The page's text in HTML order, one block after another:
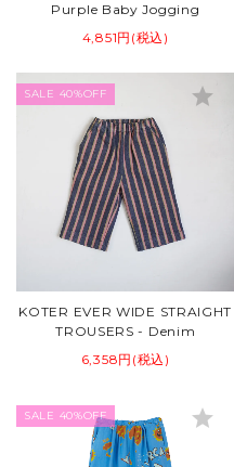
Purple Baby Jogging
4,851円(税込)
SALE 40%OFF
KOTER EVER WIDE STRAIGHT
TROUSERS - Denim
6,358円(税込)
star
SALE 40%OFF star